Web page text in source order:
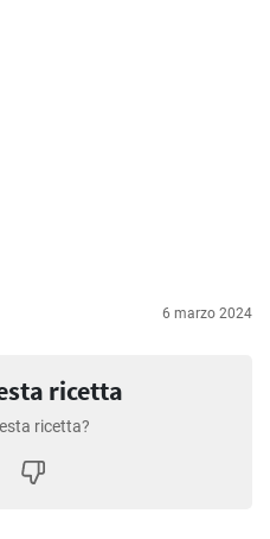
6 marzo 2024
ricetta
ricetta?